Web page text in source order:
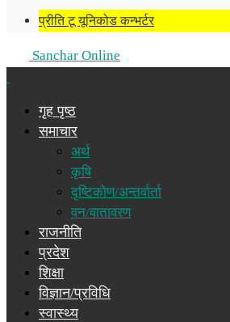
प्रीति टू यूनिकोड कन्भर्टर
Sanchar Online
गृह पृष्ठ
समाचार
अर्थ
कृषि
दृष्टिकोण/अन्तर्वार्ता
वन/वातावरण
राजनीति
प्रदेश
शिक्षा
विज्ञान/प्रविधि
स्वास्थ्य